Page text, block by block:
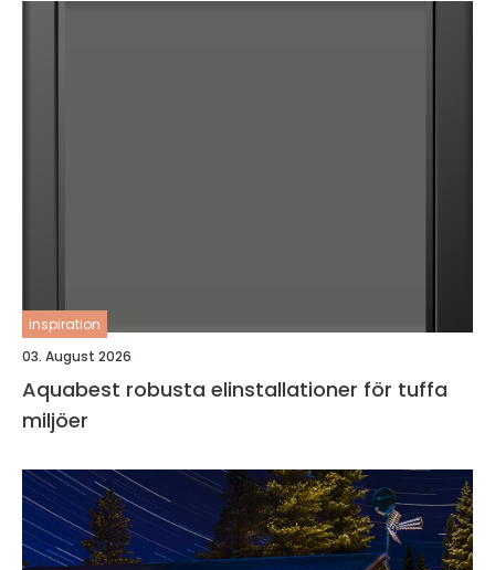
inspiration
03. August 2026
Aquabest robusta elinstallationer för tuffa
miljöer